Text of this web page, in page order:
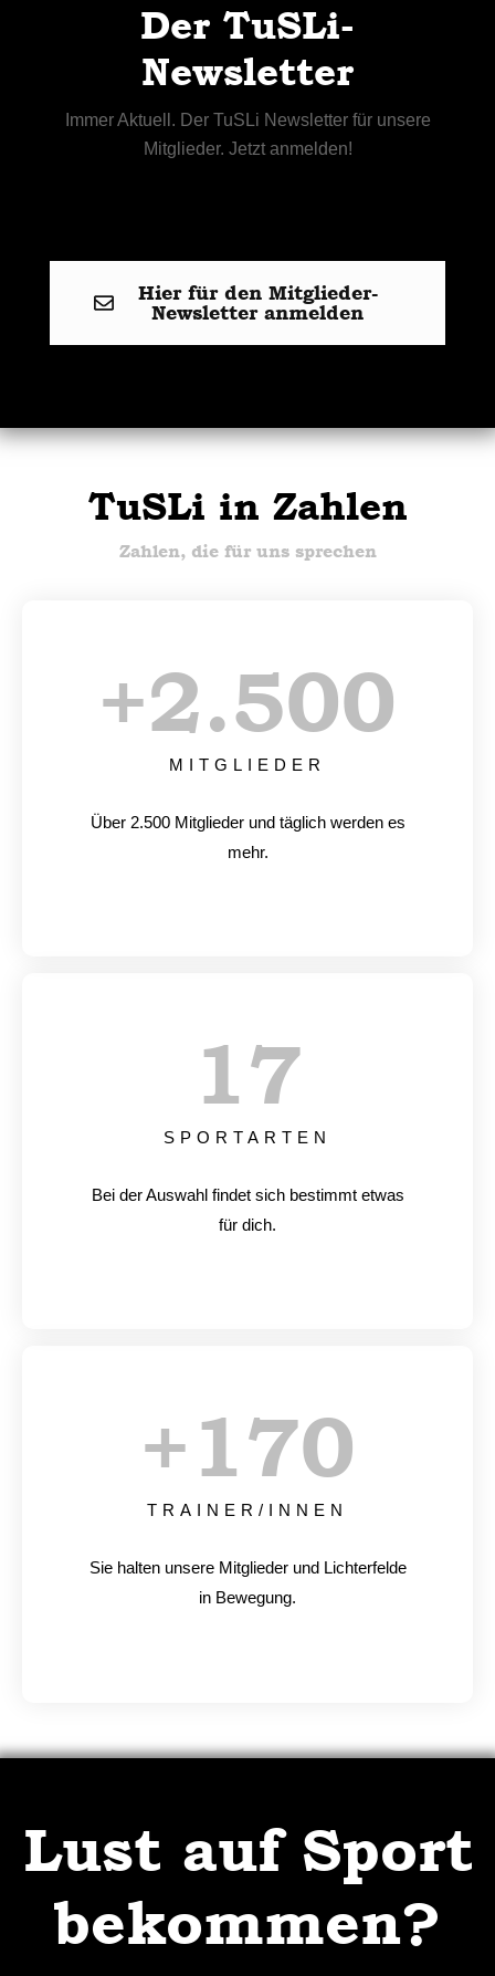
Der TuSLi-
Newsletter
Immer Aktuell. Der TuSLi Newsletter für unsere
Mitglieder. Jetzt anmelden!
Hier für den Mitglieder-
Newsletter anmelden
TuSLi in Zahlen
Zahlen, die für uns sprechen
MITGLIEDER
+2.500
Über 2.500 Mitglieder und täglich werden es
mehr.
SPORTARTEN
17
Bei der Auswahl findet sich bestimmt etwas
für dich.
TRAINER/INNEN
+170
Sie halten unsere Mitglieder und Lichterfelde
in Bewegung.
Lust auf Sport
bekommen?